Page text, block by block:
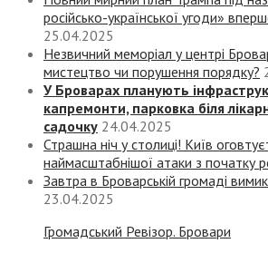
російсько-української угоди»
25.04.2025
Незвичний меморіал у центрі
мистецтво чи порушення порядку?
У Броварах планують
капремонти, парковка біля
садочку 24.04.2025
Страшна ніч у столиці! Київ
наймасштабнішої атаки з початку
Завтра в Броварській громаді
23.04.2025
Громадський Ревізор. Бровари